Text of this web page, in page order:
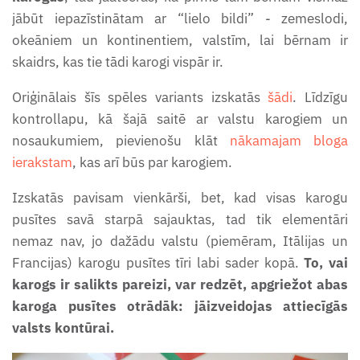
jābūt iepazīstinātam ar “lielo bildi” - zemeslodi,
okeāniem un kontinentiem, valstīm, lai bērnam ir
skaidrs, kas tie tādi karogi vispār ir.
Oriģinālais šīs spēles variants izskatās šādi. Līdzīgu
kontrollapu, kā šajā saitē ar valstu karogiem un
nosaukumiem, pievienošu klāt
nākamajam bloga
ierakstam, kas arī būs par karogiem.
Izskatās pavisam vienkārši, bet, kad visas karogu
pusītes savā starpā sajauktas, tad tik elementāri
nemaz nav, jo dažādu valstu (piemēram, Itālijas un
Francijas) karogu pusītes tīri labi sader kopā.To, vai
karogs ir salikts pareizi, var redzēt, apgriežot abas
karoga pusītes otrādāk: jāizveidojas attiecīgās
valsts kontūrai.
Mārītes attīstības cikla darba
lapas
Pavasara puķu grāmatiņa
Pavasara uzdevumu burtnīca
(4-5 gadi)
Pavasara uzdevumu burtnīca
(6-7 gadi)
Pāra un nepāra skaitļi
Pienenes darba lapas
klasificējošai lasīšanai
Grimm's varavīksnes
iedvesmas kartītes
Iekšējie orgāni - kartītes
klasificējošai lasīšanai
Jāņuzāļu kartītes
Kartītes zilajiem
konstruktīvajiem trijstūriem
Kontinenti
Vistas attīstības cikla
grāmatiņa
Zemes un ūdens formu
grāmatiņas
Zvaigznāju grāmatiņa
Lapiņas reizināšanai
Drukātie un rakstītie burti
kustīgajam alfabētam
Īpašības vārds
Kartītes pirmajai
lasīšanai/rakstīšanai
Kartītes ar fonogrammām
lasīšanai/rakstīšanai
Lapas rakstīšanai
Lasāmkartītes ar
fonogrammām